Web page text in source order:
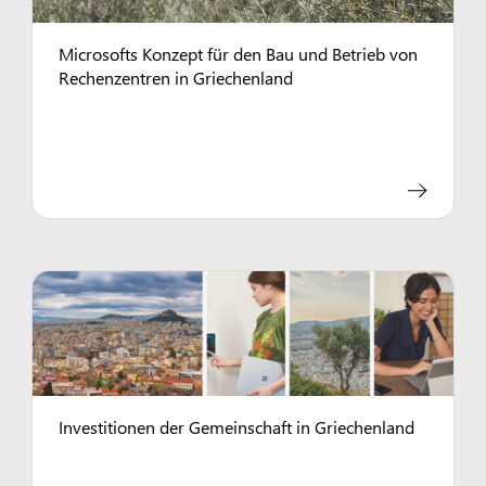
Microsofts Konzept für den Bau und Betrieb von
Rechenzentren in Griechenland
Investitionen der Gemeinschaft in Griechenland